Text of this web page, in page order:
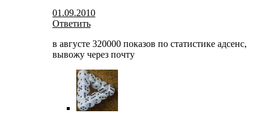
01.09.2010
Ответить
в августе 320000 показов по статистике адсенс,
вывожу через почту